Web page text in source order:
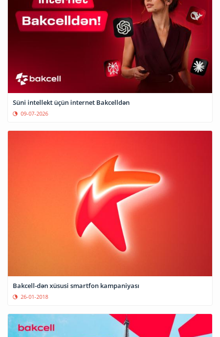
Süni intellekt üçün internet Bakcelldən
09-07-2026
Bakcell-dən xüsusi smartfon kampaniyası
26-01-2018